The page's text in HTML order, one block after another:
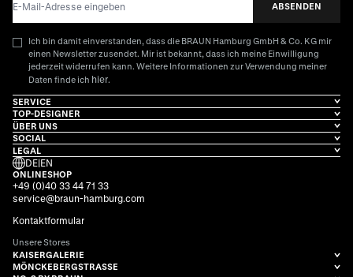
ABSENDEN
Ich bin damit einverstanden, dass die BRAUN Hamburg GmbH & Co. KG mir
einen Newsletter zusendet. Mir ist bekannt, dass ich meine Einwilligung
jederzeit widerrufen kann. Weitere Informationen zur Verwendung meiner
Daten finde ich hier.
SERVICE
TOP-DESIGNER
ÜBER UNS
SOCIAL
LEGAL
DE|EN
ONLINESHOP
+49 (0)40 33 44 71 33
service@braun-hamburg.com
Kontaktformular
Unsere Stores
KAISERGALERIE
MÖNCKEBERGSTRASSE